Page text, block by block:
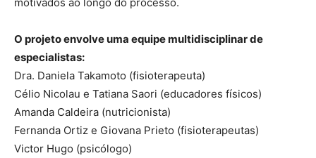
O projeto envolve uma equipe multidisciplinar de
especialistas:
Dra. Daniela Takamoto (fisioterapeuta)
Célio Nicolau e Tatiana Saori (educadores físicos)
Amanda Caldeira (nutricionista)
Fernanda Ortiz e Giovana Prieto (fisioterapeutas)
Victor Hugo (psicólogo)